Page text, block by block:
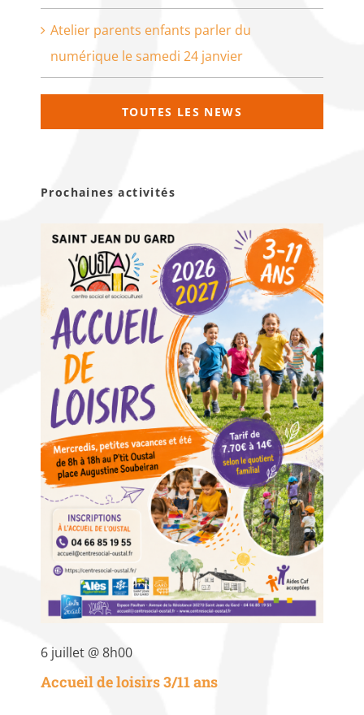
Atelier parents enfants parler du
numérique le samedi 24 janvier
TOUTES LES NEWS
Prochaines activités
6 juillet @ 8h00
Accueil de loisirs 3/11 ans